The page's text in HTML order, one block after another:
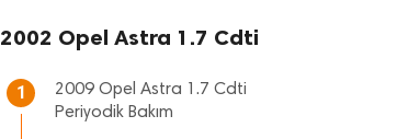
2002 Opel Astra 1.7 Cdti
1
2009 Opel Astra 1.7 Cdti
Periyodik Bakım